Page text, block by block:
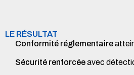
LE RÉSULTAT
Conformité réglementaire
Sécurité renforcéeavec